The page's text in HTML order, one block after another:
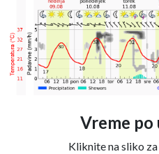
Vreme po
Kliknite na sliko